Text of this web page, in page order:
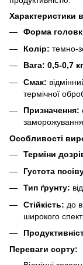
Характеристики
Форма
Колір: темно-
Вага: 0,5-0,7 кг
Смак:
термічної
Призначення:
Особливості
Терміни
Густота
Тип ґрунту:
Стійкість: до
широкого
Переваги сорту: